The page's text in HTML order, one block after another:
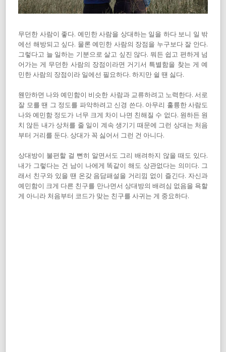
무던한 사람이 좋다. 예민한 사람을 상대하는 일을 하다 보니 일 밖
에선 해방되고 싶다. 물론 예민한 사람의 장점을 누구보다 잘 안다.
그렇다고 늘 일하는 기분으로 살고 싶진 않다. 뭐든 쉽고 편하게 넘
어가는 게 무던한 사람의 장점이라면 거기서 특별함을 찾는 게 예
민한 사람의 장점이라 일에선 필요하다. 하지만 쉴 땐 싫다.
웬만하면 나와 예민함이 비슷한 사람과 교류하려고 노력한다. 서로
잘 모를 땐 그 정도를 파악하려고 신경 쓴다. 아무리 훌륭한 사람도
나와 예민함 정도가 너무 크게 차이 나면 친해질 수 없다. 원하든 원
치 않든 내가 상처를 줄 일이 계속 생기기 때문에 그런 상대는 처음
부터 거리를 둔다. 상대가 꼭 싫어서 그런 건 아니다.
상대방이 불편할 걸 뻔히 알면서도 그리 배려하지 않을 때도 있다.
내가 그렇다는 건 남이 나에게 똑같이 해도 상관없다는 의미다. 그
래서 친구와 있을 땐 온갖 음담패설을 거리낌 없이 즐긴다. 자신과
예민함이 크게 다른 친구를 만나면서 상대방의 배려심 없음을 욕할
게 아니라 처음부터 코드가 맞는 친구를 사귀는 게 중요하다.